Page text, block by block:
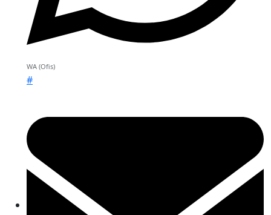
WA (Ofis)
#